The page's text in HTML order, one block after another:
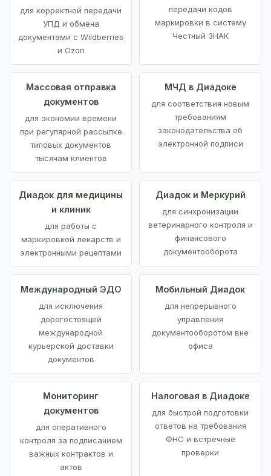
для корректной передачи
УПД и обмена
документами с Wildberries
и Ozon
передачи кодов
маркировки в систему
Честный ЗНАК
Массовая отправка
документов
для экономии времени
при регулярной рассылке
типовых документов
тысячам клиентов
МЧД в Диадоке
для соответствия новым
требованиям
законодательства об
электронной подписи
Диадок для медицины
и клиник
для работы с
маркировкой лекарств и
электронными рецептами
Диадок и Меркурий
для синхронизации
ветеринарного контроля и
финансового
документооборота
Международный ЭДО
для исключения
дорогостоящей
международной
курьерской доставки
документов
Мобильный Диадок
для непрерывного
управления
документооборотом вне
офиса
Мониторинг
документов
для оперативного
контроля за подписанием
важных контрактов и
актов
Налоговая в Диадоке
для быстрой подготовки
ответов на требования
ФНС и встречные
проверки